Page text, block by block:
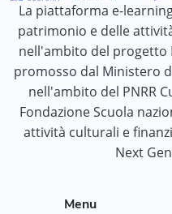
La piattaforma e-
patrimonio e delle
nell'ambito del progetto
promosso dal Ministero
nell'ambito del PNRR
Fondazione Scuola
attività culturali e
Next
Menu